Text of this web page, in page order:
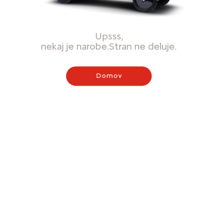
Upsss,
nekaj je narobe.Stran ne deluje.
Domov